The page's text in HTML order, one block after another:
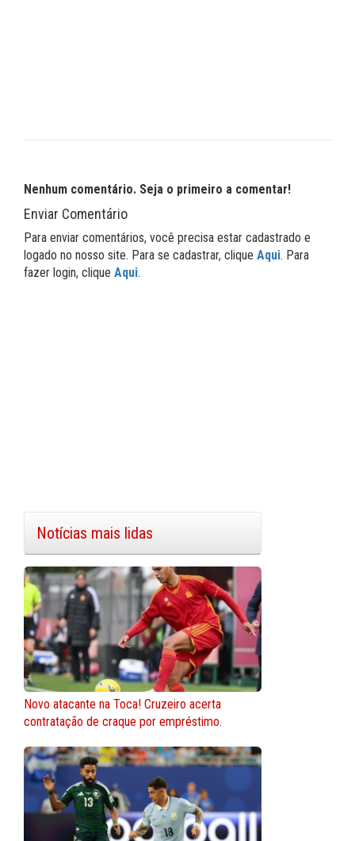
Nenhum comentário. Seja o primeiro a comentar!
Enviar Comentário
Para enviar comentários, você precisa estar cadastrado e
logado no nosso site. Para se cadastrar, clique Aqui. Para
fazer login, clique Aqui.
Notícias mais lidas
Novo atacante na Toca! Cruzeiro acerta
contratação de craque por empréstimo.